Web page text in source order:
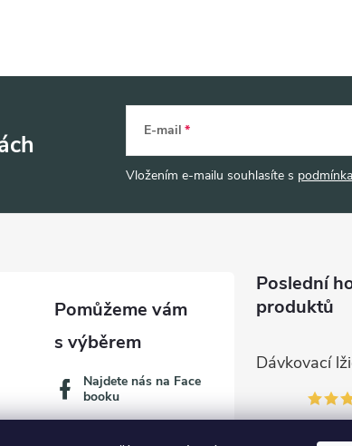
E-mail
Vložením e-mailu souhlasíte s
Najdete nás na Face
booku
Poslední
produktů